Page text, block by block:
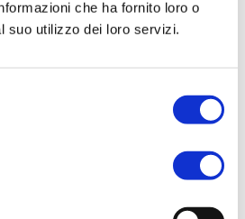
che ha fornito loro o
suo utilizzo dei loro servizi.